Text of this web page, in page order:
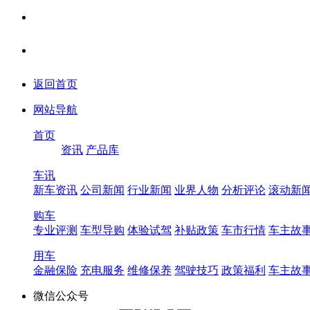
返回首页
网站导航
首页
资讯 产品库
车讯
新车资讯 公司新闻 行业新闻 业界人物 分析评论 滚动新
购车
专业评测 车型导购 体验试驾 补贴政策 车市行情 车主故
用车
金融保险 充电服务 维修保养 驾驶技巧 政策福利 车主故
微信公众号